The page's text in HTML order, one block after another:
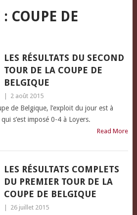
: COUPE DE
LES RÉSULTATS DU SECOND
TOUR DE LA COUPE DE
BELGIQUE
2 août 2015
de Belgique, l’exploit du jour est à
s’est imposé 0-4 à Loyers.
Read More
LES RÉSULTATS COMPLETS
DU PREMIER TOUR DE LA
COUPE DE BELGIQUE
26 juillet 2015